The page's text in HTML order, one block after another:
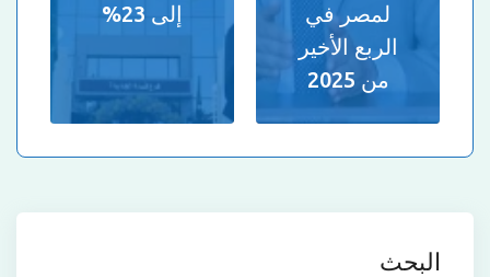
لمصر في
الربع الأخير
من 2025
إلى 23%
البحث